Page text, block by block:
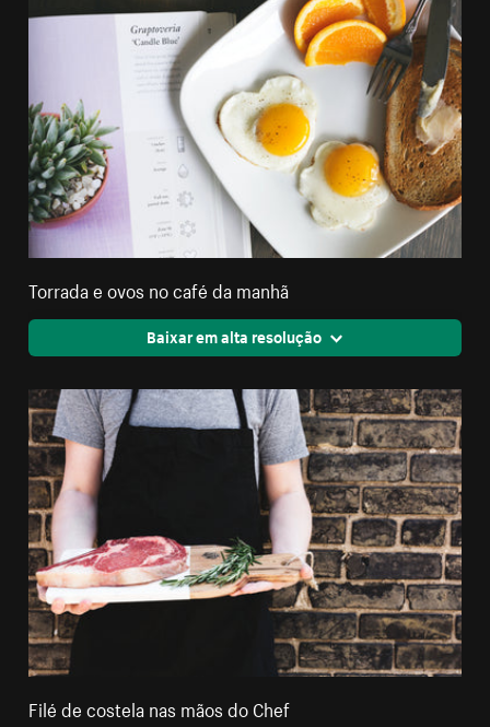
Torrada e ovos no café da manhã
Baixar em alta resolução
Filé de costela nas mãos do Chef